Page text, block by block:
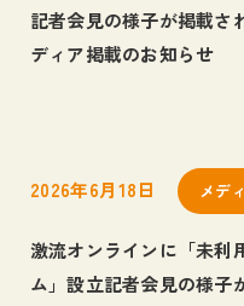
記者会見の様子が掲載さ
ディア掲載のお知らせ
2026年6月18日 メデ
激流オンラインに「未利
ム」設立記者会見の様子